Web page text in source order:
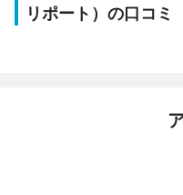
リポート）の口コミ